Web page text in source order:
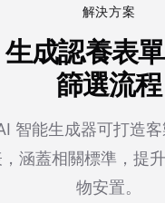
解決方案
生成認養表
篩選流程
智能生成器可打造
涵蓋相關標準，提
物安置。